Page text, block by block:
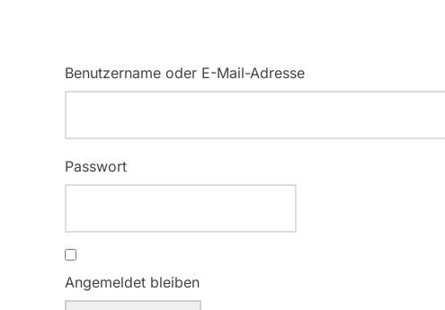
Benutzername oder E-Mail-Adresse
Passwort
Angemeldet bleiben